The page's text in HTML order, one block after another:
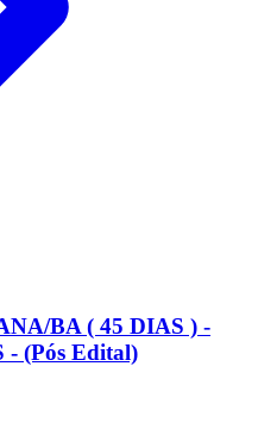
BA ( 45 DIAS ) -
- (Pós Edital)